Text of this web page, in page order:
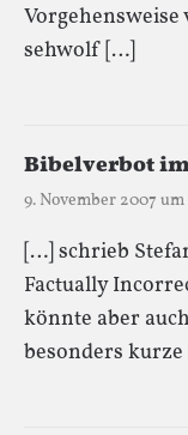
sehwolf […]
Bibelverbot
9. November 2007 um
[…] schrieb
Factually
könnte aber
besonders